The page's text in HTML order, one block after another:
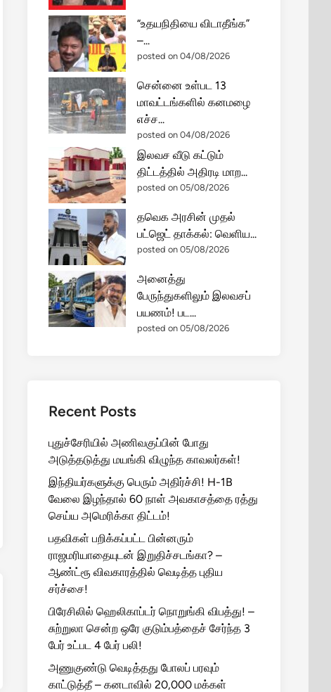
“உதயநிதியை விடாதீங்க”
–...
posted on 04/08/2026
சென்னை உள்பட 13
மாவட்டங்களில் கனமழை
எச்ச...
posted on 04/08/2026
இலவச வீடு கட்டும்
திட்டத்தில் அதிரடி மாற...
posted on 05/08/2026
தவெக அரசின் முதல்
பட்ஜெட் தாக்கல்: வெளிய...
posted on 05/08/2026
அனைத்து
பேருந்துகளிலும் இலவசப்
பயணம்! பட...
posted on 05/08/2026
Recent Posts
புதுச்சேரியில் அணிவகுப்பின் போது
அடுத்தடுத்து மயங்கி விழுந்த காவலர்கள்!
இந்தியர்களுக்கு பெரும் அதிர்ச்சி! H-1B
வேலை இழந்தால் 60 நாள் அவகாசத்தை ரத்து
செய்ய அமெரிக்கா திட்டம்!
பதவிகள் பறிக்கப்பட்ட பின்னரும்
ராஜமரியாதையுடன் இறுதிச்சடங்கா? –
ஆண்ட்ரூ விவகாரத்தில் வெடித்த புதிய
சர்ச்சை!
பிரேசிலில் ஹெலிகாப்டர் நொறுங்கி விபத்து! –
சுற்றுலா சென்ற ஒரே குடும்பத்தைச் சேர்ந்த 3
பேர் உட்பட 4 பேர் பலி!
அணுகுண்டு வெடித்தது போலப் பரவும்
காட்டுத்தீ – கனடாவில் 20,000 மக்கள்